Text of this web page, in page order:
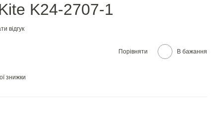
K24-2707-1
відгук
Порівняти В бажання
знижки